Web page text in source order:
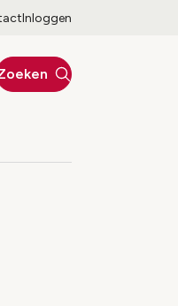
Inloggen